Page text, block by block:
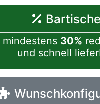
Bartische
mindestens 30%
und schnell